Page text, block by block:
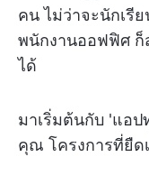
คน ไม่ว่าจะนักเรี
พนักงานออฟฟิศ ก็
ได้
มาเริ่มต้นกับ 'แอป
คุณ โครงการที่ยืด